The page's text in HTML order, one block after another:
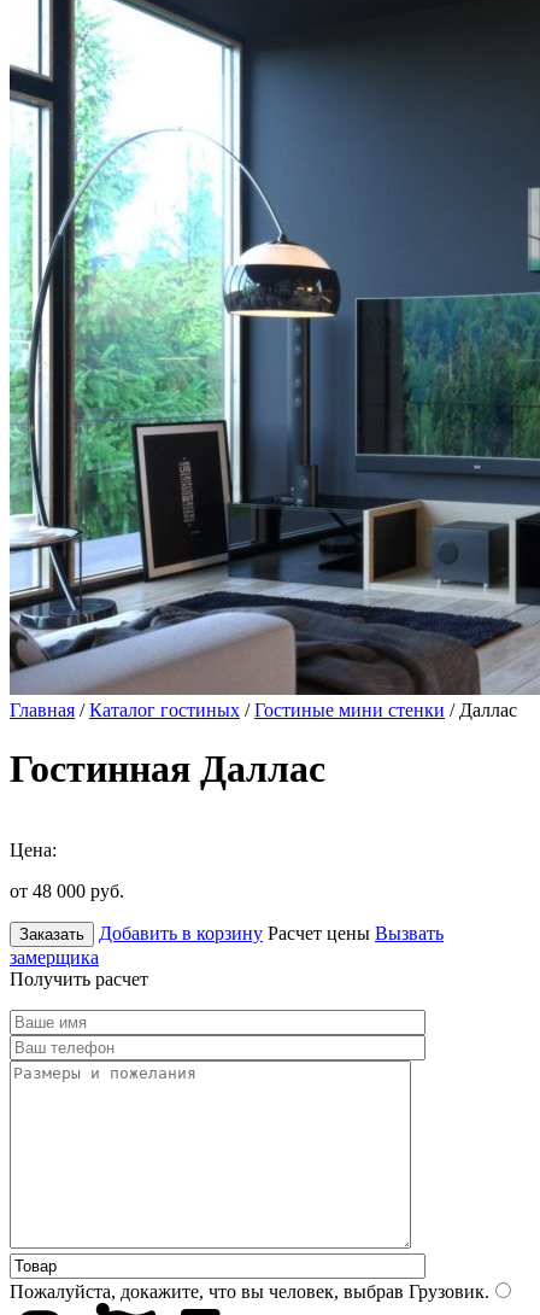
Главная /Каталог гостиных /Гостиные мини стенки / Даллас
Гостинная Даллас
Цена:
от 48 000 руб.
Заказать Добавить в корзину Расчет цены Вызвать
замерщика
Получить расчет
Пожалуйста, докажите, что вы человек, выбрав Грузовик.